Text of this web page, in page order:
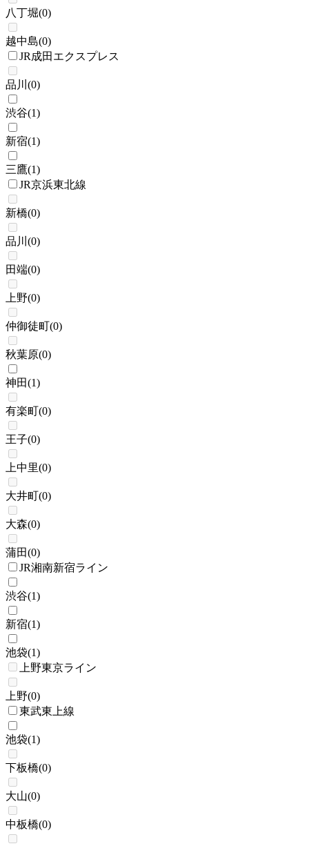
八丁堀(0)
越中島(0)
JR成田エクスプレス
品川 (0)
渋谷(1)
新宿(1)
三鷹(1)
JR京浜東北線
新橋(0)
品川 (0)
田端(0)
上野(0)
仲御徒町(0)
秋葉原(0)
神田(1)
有楽町(0)
王子(0)
上中里(0)
大井町(0)
大森(0)
蒲田(0)
JR湘南新宿ライン
渋谷(1)
新宿(1)
池袋(1)
上野東京ライン
上野(0)
東武東上線
池袋(1)
下板橋(0)
大山(0)
中板橋(0)